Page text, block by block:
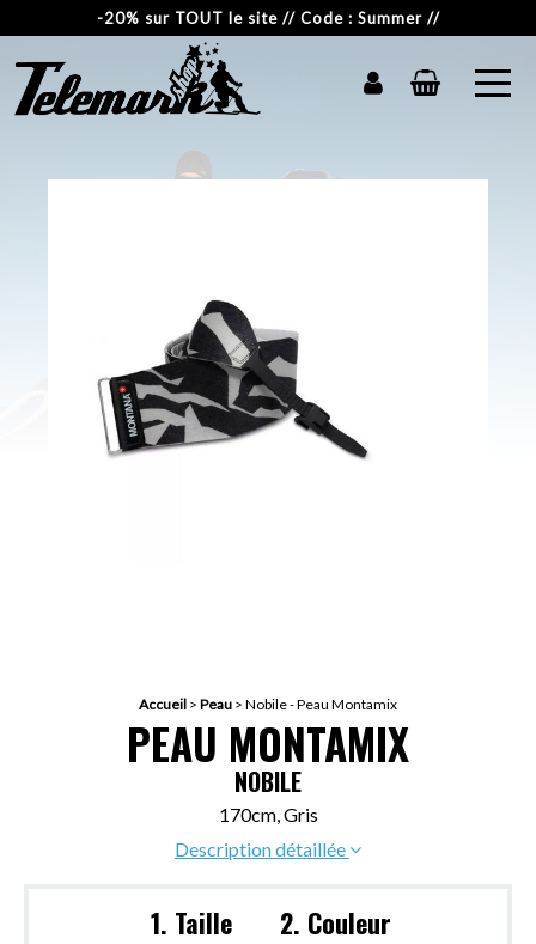
-20% sur TOUT le site // Code : Summer //
Accueil > Peau > Nobile - Peau Montamix
PEAU MONTAMIX
NOBILE
170cm, Gris
Description détaillée
1. Taille 2. Couleur